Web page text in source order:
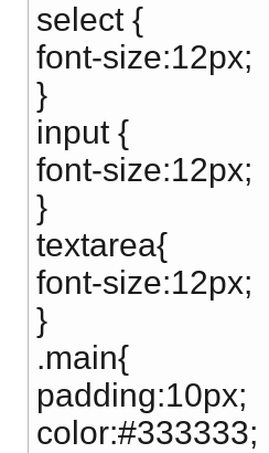
select {
font-size:12px;
}
input {
font-size:12px;
}
textarea{
font-size:12px;
}
.main{
padding:10px;
color:#333333;